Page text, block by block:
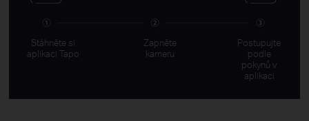
Stáhněte si
aplikaci Tapo
Zapněte
kameru
Postupujte
podle
pokynů v
aplikaci